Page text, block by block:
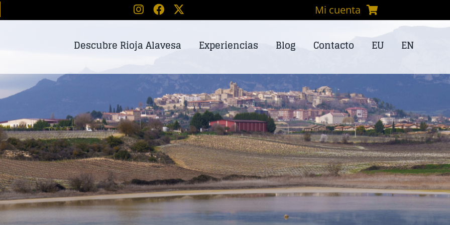
Mi cuenta
Descubre Rioja Alavesa Experiencias Blog Contacto EU EN